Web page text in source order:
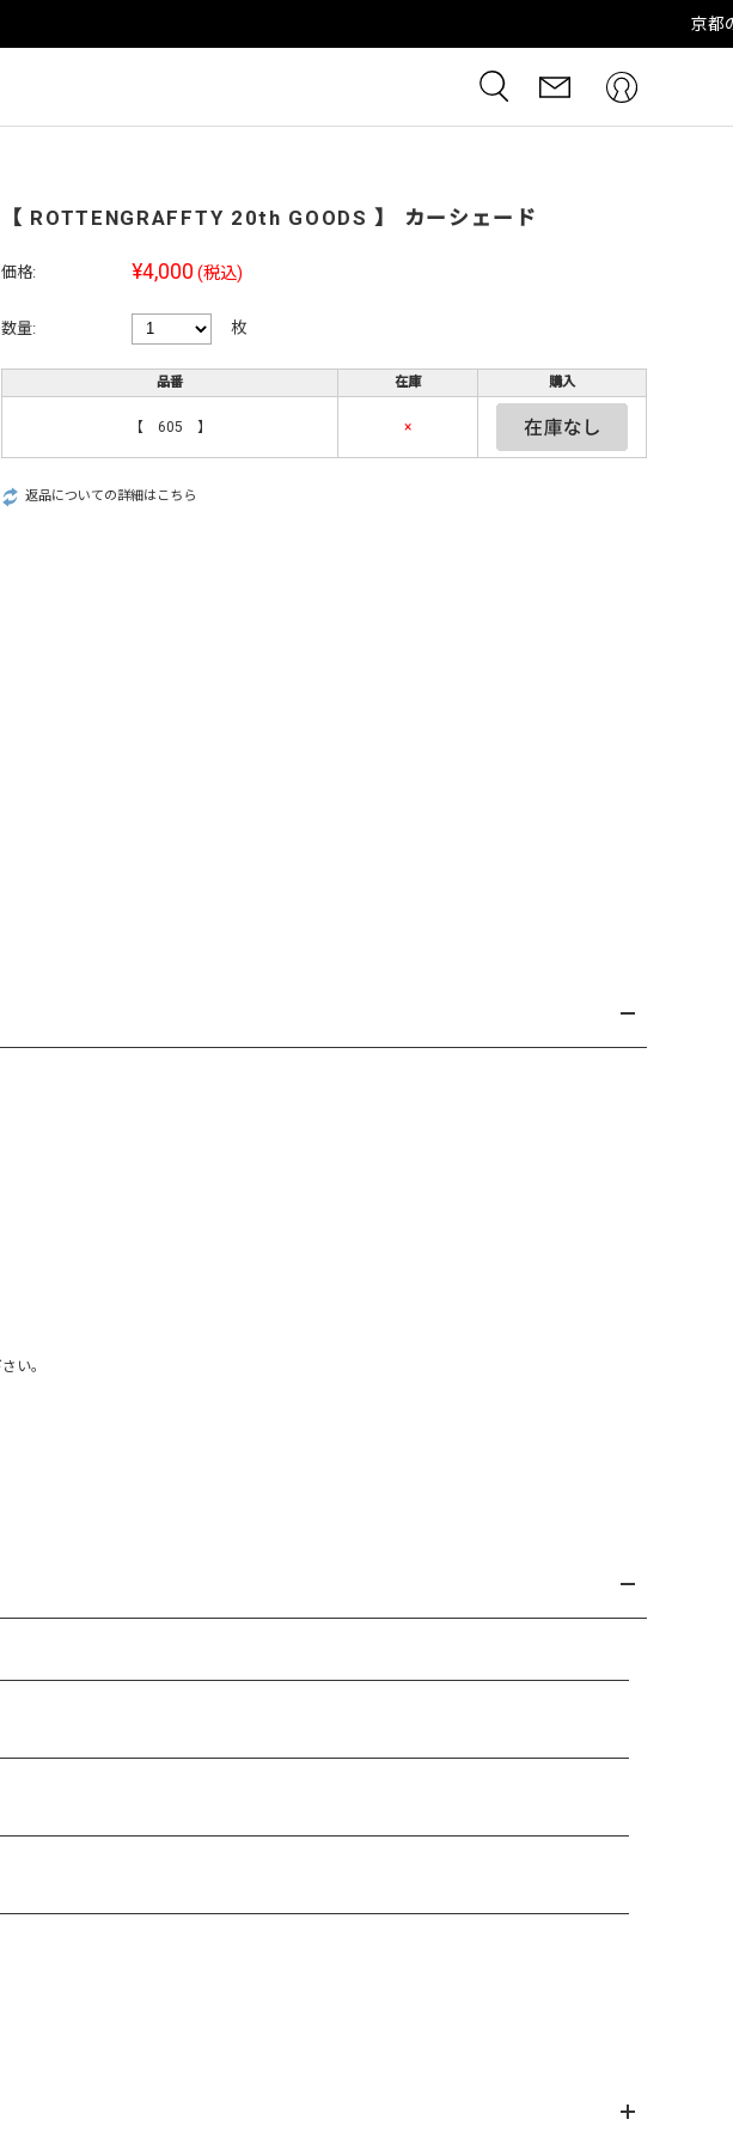
【 ROTTENGRAFFTY 20th GOODS 】 カーシェード
価格: ¥4,000 (税込)
数量: 枚
品番 在庫 購入
【 605 】 ×
返品についての詳細はこちら
い。